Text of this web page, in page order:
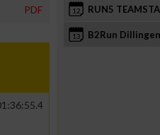
PDF 12 RUN5
13 B2Run